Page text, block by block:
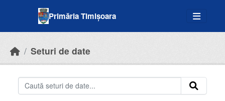
Primăria Timișoara
Seturi de date